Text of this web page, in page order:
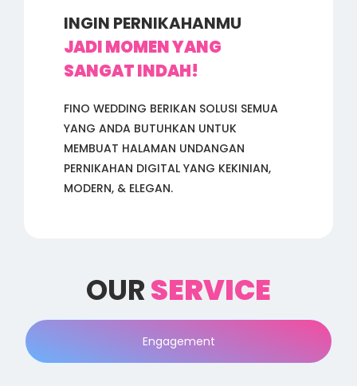
INGIN PERNIKAHANMU
JADI MOMEN YANG
SANGAT INDAH!
FINO WEDDING BERIKAN SOLUSI SEMUA
YANG ANDA BUTUHKAN UNTUK
MEMBUAT HALAMAN UNDANGAN
PERNIKAHAN DIGITAL YANG KEKINIAN,
MODERN, & ELEGAN.
OURSERVICE
Engagement